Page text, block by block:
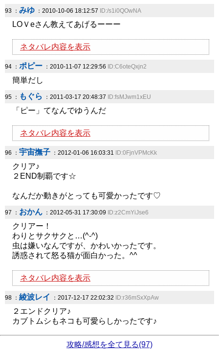
93 ： みゆ ：2010-10-06 18:12:57 ID:/s1i0QOwNA
LOＶeさん教えてあげるーーー
ネタバレ内容を表示
94 ： ポピー ：2010-11-07 12:29:56 ID:C6oteQxjn2
簡単だし
95 ： もぐら ：2011-03-17 20:48:37 ID:fsMJwm1xEU
「ピー」てなんでゆうんだ
ネタバレ内容を表示
96 ： 宇宙撫子 ：2012-01-06 16:03:31 ID:0FjnVPMcKk
クリア♪
２END制覇です☆
なんだか動きがとっても可愛かったです♡
97 ： おかん ：2012-05-31 17:30:09 ID:z2CmYiJse6
クリアー！
わりとサクサクと…(^-^)
虫は嫌いなんですが、かわいかったです。
誘惑されて怒る猫が面白かった。^^
ネタバレ内容を表示
98 ： 綾波レイ ：2017-12-17 22:02:32 ID:r36mSxXpAw
２エンドクリア♪
カブトムシもネコも可愛らしかったです♪
攻略/感想を全て見る(97)